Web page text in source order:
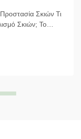
Σκιών Τι
Σκιών; Το